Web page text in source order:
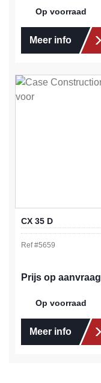
Op voorraad
Meer info
CX 35 D
Ref #5659
Prijs op aanvraag
Op voorraad
Meer info